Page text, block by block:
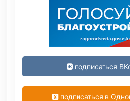
подписаться
подписаться в